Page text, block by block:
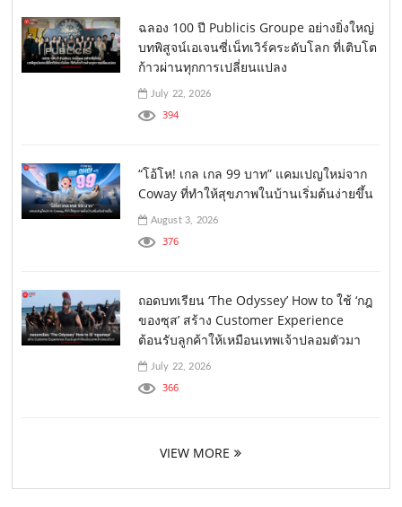
ฉลอง 100 ปี Publicis Groupe อย่างยิ่งใหญ่
บทพิสูจน์เอเจนซี่เน็ทเวิร์คระดับโลก ที่เติบโต
ก้าวผ่านทุกการเปลี่ยนแปลง
July 22, 2026
394
“โอ้โห! เกล เกล 99 บาท” แคมเปญใหม่จาก
Coway ที่ทำให้สุขภาพในบ้านเริ่มต้นง่ายขึ้น
August 3, 2026
376
ถอดบทเรียน ‘The Odyssey’ How to ใช้ ‘กฎ
ของซุส’ สร้าง Customer Experience
ต้อนรับลูกค้าให้เหมือนเทพเจ้าปลอมตัวมา
July 22, 2026
366
VIEW MORE